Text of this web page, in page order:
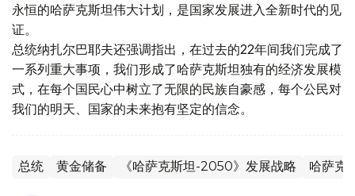
永恒的哈萨克斯坦伟大计划，是国家发展进入全新时代的见
证。
总统纳扎尔巴耶夫还强调指出，在过去的22年间我们完成了
一系列重大事项，我们形成了哈萨克斯坦独有的经济发展模
式，在每个国民心中树立了无限的民族自豪感，每个公民对
我们的明天、国家的未来抱有坚定的信念。
总统 黄金储备 《哈萨克斯坦-2050》发展战略 哈萨克